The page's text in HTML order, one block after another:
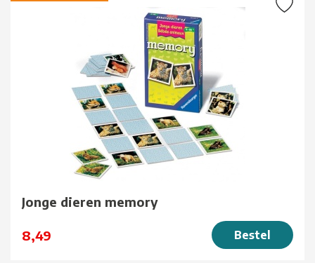
Jonge dieren memory
8,49 Bestel